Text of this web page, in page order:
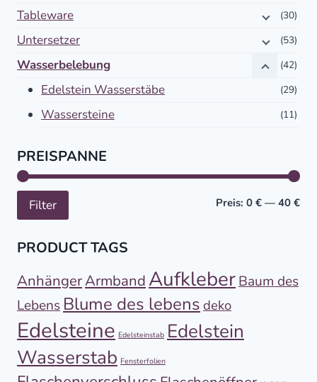
Tableware (30)
Untersetzer (53)
Wasserbelebung (42)
Edelstein Wasserstäbe (29)
Wassersteine (11)
PREISPANNE
Filter Preis: 0 € — 40 €
PRODUCT TAGS
AnhängerArmband AufkleberBaum des
Lebens Blume des lebensdeko
Edelsteine Edelsteinstab Edelstein
Wasserstab Fensterfolien